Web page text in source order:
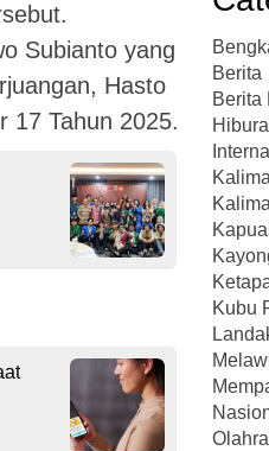
Subianto yang
Hasto
17 Tahun 2025.
Berita
Berita
Kubu